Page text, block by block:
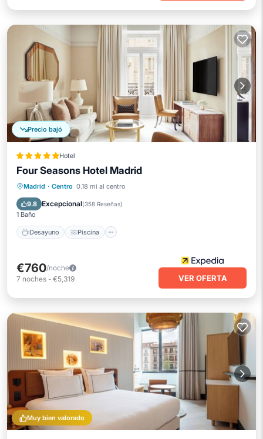
Precio bajó
Hotel
Four Seasons Hotel Madrid
Madrid · Centro 0.18 mi al centro
9.8 Excepcional(358 Reseñas)
1 Baño
Desayuno Piscina
Desayuno Piscina
Balcón/Terraza
€760/noche
7 noches - €5,319 VER OFERTA
Muy bien valorado